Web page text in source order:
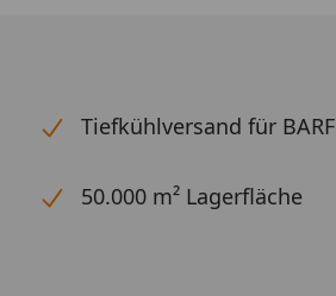
Tiefkühlversand für BARF
50.000 m² Lagerfläche